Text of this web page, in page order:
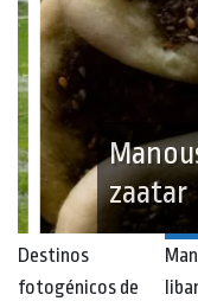
zaatar
Destinos
fotogénicos de